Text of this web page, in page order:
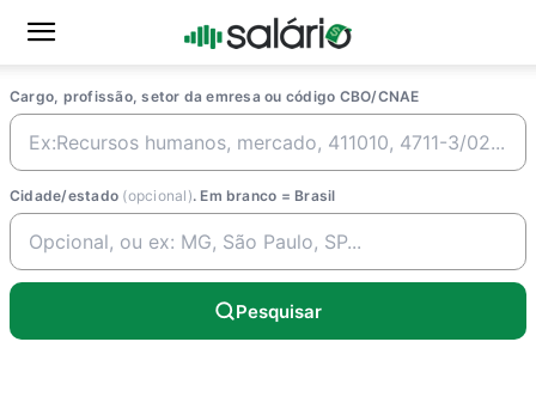
Cargo, profissão, setor da emresa ou código CBO/CNAE
Cidade/estado (opcional). Em branco = Brasil
Pesquisar